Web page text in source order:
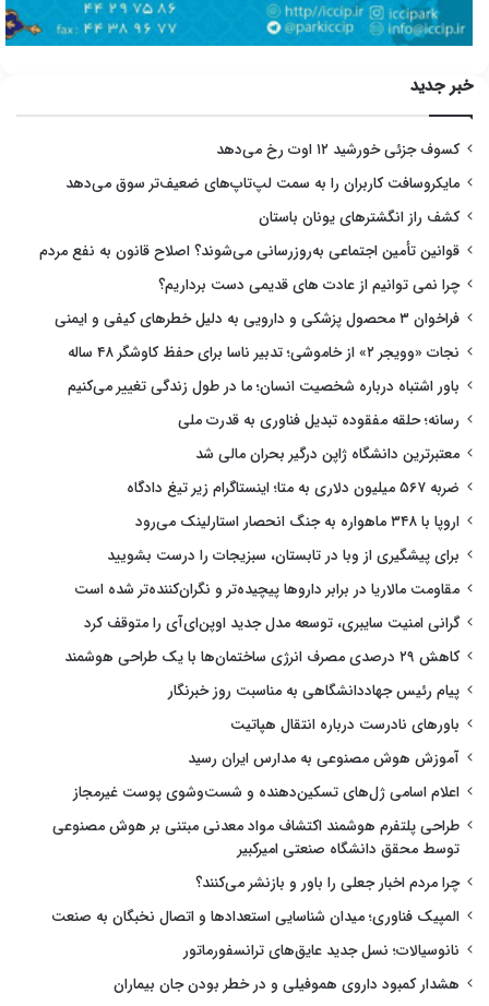
خبر جدید
کسوف جزئی خورشید ۱۲ اوت رخ می‌دهد
مایکروسافت کاربران را به سمت لپ‌تاپ‌های ضعیف‌تر سوق می‌دهد
کشف راز انگشترهای یونان باستان
قوانین تأمین اجتماعی به‌روزرسانی می‌شوند؟ اصلاح قانون به نفع مردم
چرا نمی توانیم از عادت های قدیمی دست برداریم؟
فراخوان ۳ محصول پزشکی و دارویی به دلیل خطرهای کیفی و ایمنی
نجات «وویجر ۲» از خاموشی؛ تدبیر ناسا برای حفظ کاوشگر ۴۸ ساله
باور اشتباه درباره شخصیت انسان؛ ما در طول زندگی تغییر می‌کنیم
رسانه؛ حلقه مفقوده تبدیل فناوری به قدرت ملی
معتبرترین دانشگاه ژاپن درگیر بحران مالی شد
ضربه ۵۶۷ میلیون دلاری به متا؛ اینستاگرام زیر تیغ دادگاه
اروپا با ۳۴۸ ماهواره به جنگ انحصار استارلینک می‌رود
برای پیشگیری از وبا در تابستان، سبزیجات را درست بشویید
مقاومت مالاریا در برابر داروها پیچیده‌تر و نگران‌کننده‌تر شده است
گرانی امنیت سایبری، توسعه مدل جدید اوپن‌ای‌آی را متوقف کرد
کاهش ۲۹ درصدی مصرف انرژی ساختمان‌ها با یک طراحی هوشمند
پیام رئیس جهاددانشگاهی به مناسبت روز خبرنگار
باورهای نادرست درباره انتقال هپاتیت
آموزش هوش مصنوعی به مدارس ایران رسید
اعلام اسامی ژل‌های تسکین‌دهنده و شست‌وشوی پوست غیرمجاز
طراحی پلتفرم هوشمند اکتشاف مواد معدنی مبتنی بر هوش مصنوعی
توسط محقق دانشگاه صنعتی امیرکبیر
چرا مردم اخبار جعلی را باور و بازنشر می‌کنند؟
المپیک فناوری؛ میدان شناسایی استعدادها و اتصال نخبگان به صنعت
نانوسیالات؛ نسل جدید عایق‌های ترانسفورماتور
هشدار کمبود داروی هموفیلی و در خطر بودن جان بیماران